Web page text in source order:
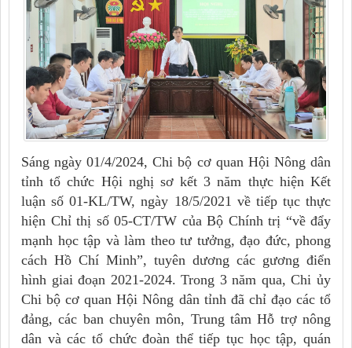
Sáng ngày 01/4/2024, Chi bộ cơquan Hội Nông dân
tỉnh tổ chức Hội nghị sơ kết 3 năm thực hiện Kết
luận số 01-KL/TW, ngày 18/5/2021 về tiếp tục thực
hiện Chỉ thị số 05-CT/TW của Bộ Chính trị “về đẩy
mạnh học tập và làm theo tư tưởng, đạo đức, phong
cách Hồ Chí Minh”, tuyên dương các gương điển
hình giai đoạn 2021-2024. Trong 3 năm qua, Chi ủy
Chi bộ cơ quan Hội Nông dân tỉnh đã chỉ đạo các tổ
đảng, các ban chuyên môn, Trung tâm Hỗ trợ nông
dân và các tổ chức đoàn thể tiếp tục học tập, quán